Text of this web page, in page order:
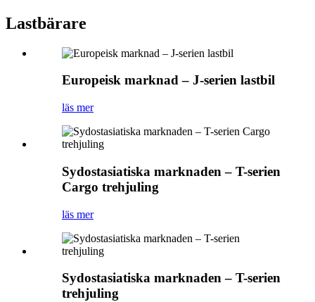
Lastbärare
Europeisk marknad – J-serien lastbil
läs mer
Sydostasiatiska marknaden – T-serien
Cargo trehjuling
läs mer
Sydostasiatiska marknaden – T-serien
trehjuling